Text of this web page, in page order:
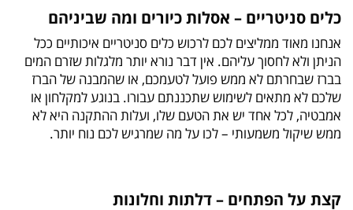
כלים סניטריים – אסלות כיורים ומה שביניהם
אנחנו מאוד ממליצים לכם לרכוש כלים סניטריים איכותיים ככל
הניתן ולא לחסוך עליהם. אין דבר נורא יותר מלגלות שזרם המים
בברז שבחרתם לא ממש פועל לטעמכם, או שהמבנה של הברז
שלכם לא מתאים לשימוש שתכננתם עבורו. בנוגע למקלחון או
אמבטיה, לכל אחד יש את הטעם שלו, ועלות ההתקנה היא לא
ממש שיקול משמעותי – לכו על מה שמרגיש לכם נוח יותר.
קצת על הפתחים – דלתות וחלונות